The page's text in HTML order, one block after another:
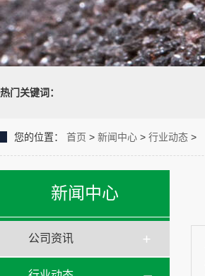
热门关键词：
您的位置： 首页 > 新闻中心 > 行业动态 >
新闻中心
公司资讯